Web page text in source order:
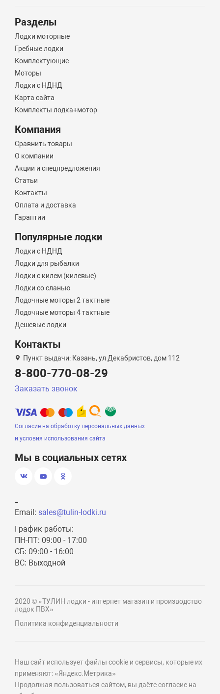
Разделы
Лодки моторные
Гребные лодки
Комплектующие
Моторы
Лодки с НДНД
Карта сайта
Комплекты лодка+мотор
Компания
Сравнить товары
О компании
Акции и спецпредложения
Статьи
Контакты
Оплата и доставка
Гарантии
Популярные лодки
Лодки с НДНД
Лодки для рыбалки
Лодки с килем (килевые)
Лодки со сланью
Лодочные моторы 2 тактные
Лодочные моторы 4 тактные
Дешевые лодки
Контакты
Пункт выдачи: Казань, ул Декабристов, дом 112
8-800-770-08-29
Заказать звонок
Согласие на обработку персональных данных
и условия использования сайта
Мы в социальных сетях
-
Email: sales@tulin-lodki.ru
График работы:
ПН-ПТ: 09:00 - 17:00
СБ: 09:00 - 16:00
ВС: Выходной
2020 © «ТУЛИН лодки - интернет магазин и производство
лодок ПВХ»
Политика конфиденциальности
Наш сайт использует файлы cookie и сервисы, которые их
применяют: «Яндекс.Метрика»
Продолжая пользоваться сайтом, вы даёте согласие на